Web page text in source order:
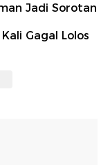
Jadi Sorotan
Gagal Lolos